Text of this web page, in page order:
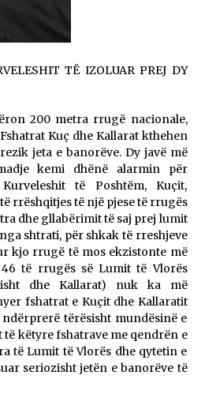
PËR
ÇIZE XHAFERAJ
TË IZOLUAR PREJ DY
200 metra rrugë nacionale,
Kuç dhe Kallarat kthehen
jeta e banorëve. Dy javë më
kemi dhënë alarmin për
të Poshtëm, Kuçit,
rrëshqitjes të një pjese të rrugës
dhe gllabërimit të saj prej lumit
shtrati, për shkak të rreshjeve
kjo rrugë të mos ekzistonte më
të rrugës së Lumit të Vlorës
dhe Kallarat) nuk ka më
fshatrat e Kuçit dhe Kallaratit
tërësisht mundësinë e
këtyre fshatrave me qendrën e
të Lumit të Vlorës dhe qytetin e
seriozisht jetën e banorëve të